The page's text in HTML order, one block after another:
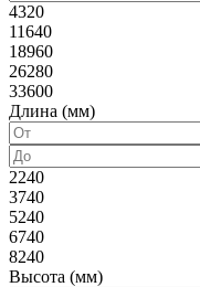
4320
11640
18960
26280
33600
Длина (мм)
2240
3740
5240
6740
8240
Высота (мм)